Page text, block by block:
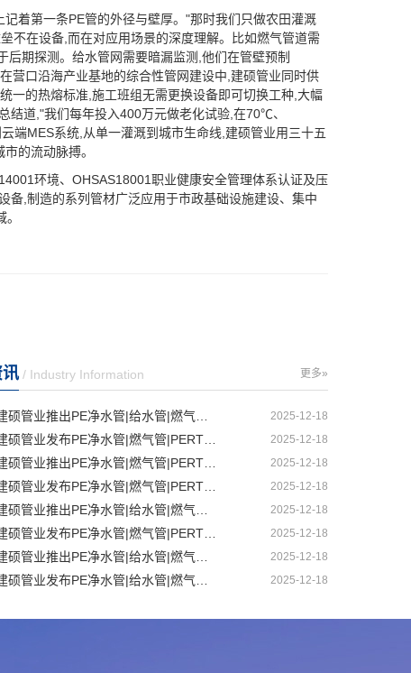
着第一条PE管的外径与壁厚。"那时我们只做农田灌溉
不在设备,而在对应用场景的深度理解。比如燃气管道需
期探测。给水管网需要暗漏监测,他们在管壁预制
营口沿海产业基地的综合性管网建设中,建硕管业同时供
一的热熔标准,施工班组无需更换设备即可切换工种,大幅
结道,"我们每年投入400万元做老化试验,在70℃、
端MES系统,从单一灌溉到城市生命线,建硕管业用三十五
的流动脉搏。
环境、OHSAS18001职业健康安全管理体系认证及压
备,制造的系列管材广泛应用于市政基础设施建设、集中
更多»
/ Industry Information
2025-12-18
2025-12-18
2025-12-18
2025-12-18
2025-12-18
2025-12-18
2025-12-18
2025-12-18